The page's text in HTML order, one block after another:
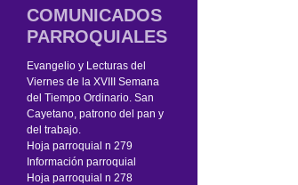
COMUNICADOS
PARROQUIALES
Evangelio y Lecturas del
Viernes de la XVIII Semana
del Tiempo Ordinario. San
Cayetano, patrono del pan y
del trabajo.
Hoja parroquial n 279
Información parroquial
Hoja parroquial n 278